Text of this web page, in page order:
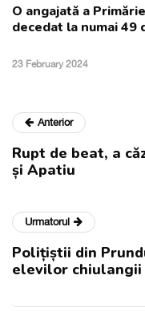
O angajată a
decedat la numai 49
23 February 2024
Anterior
Rupt de beat, a
și Apatiu
Urmatorul
Polițiștii din
elevilor chiulangii